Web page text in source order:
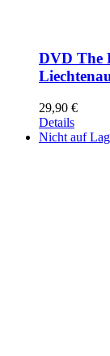
DVD The
29,90 €
Details
Nicht auf